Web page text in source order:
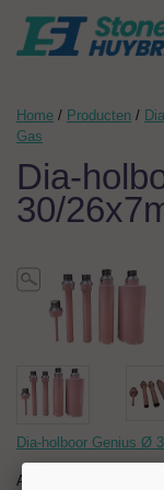
Home / Producten /
Gas
Dia-
30/
Dia-holboor Genius Ø
Artikelnr: